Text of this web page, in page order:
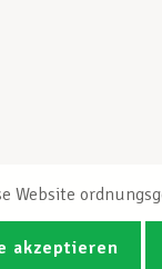
Website
akzeptieren